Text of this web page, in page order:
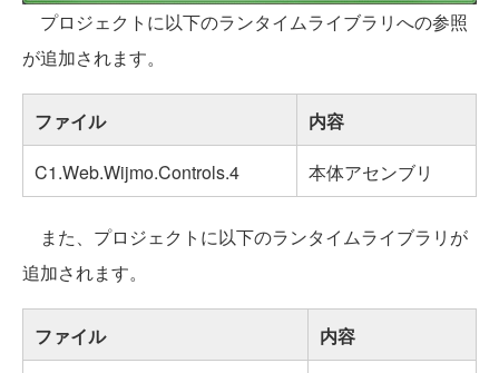
プロジェクトに以下のランタイムライブラリへの参照
が追加されます。
ファイル
内容
C1.Web.Wijmo.Controls.4
本体アセンブリ
また、プロジェクトに以下のランタイムライブラリが
追加されます。
ファイル
内容